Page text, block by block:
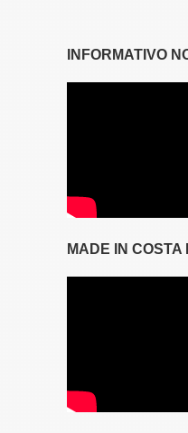
INFORMATIVO
MADE IN